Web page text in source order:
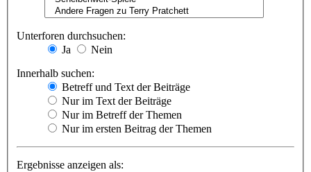
Unterforen durchsuchen:
Ja
Nein
Innerhalb suchen:
Betreff und Text der Beiträge
Nur im Text der Beiträge
Nur im Betreff der Themen
Nur im ersten Beitrag der Themen
Ergebnisse anzeigen als: